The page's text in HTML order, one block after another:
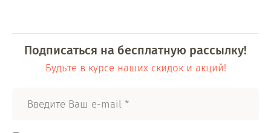
Подписаться на бесплатную рассылку!
Будьте в курсе наших скидок и акций!